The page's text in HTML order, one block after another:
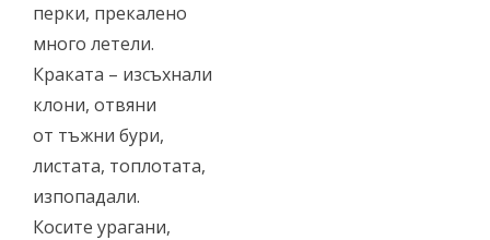
перки, прекалено
много летели.
Краката – изсъхнали
клони, отвяни
от тъжни бури,
листата, топлотата,
изпопадали.
Косите урагани,